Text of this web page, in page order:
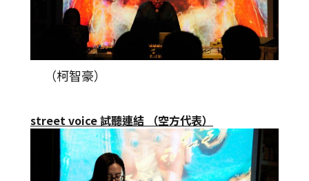
（柯智豪）
street voice 試聽連結 （空方代表）